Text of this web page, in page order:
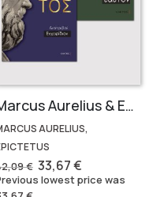
Marcus Aurelius & Epictetus (Compact works in Greek)
AURELIUS,
€ Original
price
was:
33,67€Current
price
is:
lowest price was